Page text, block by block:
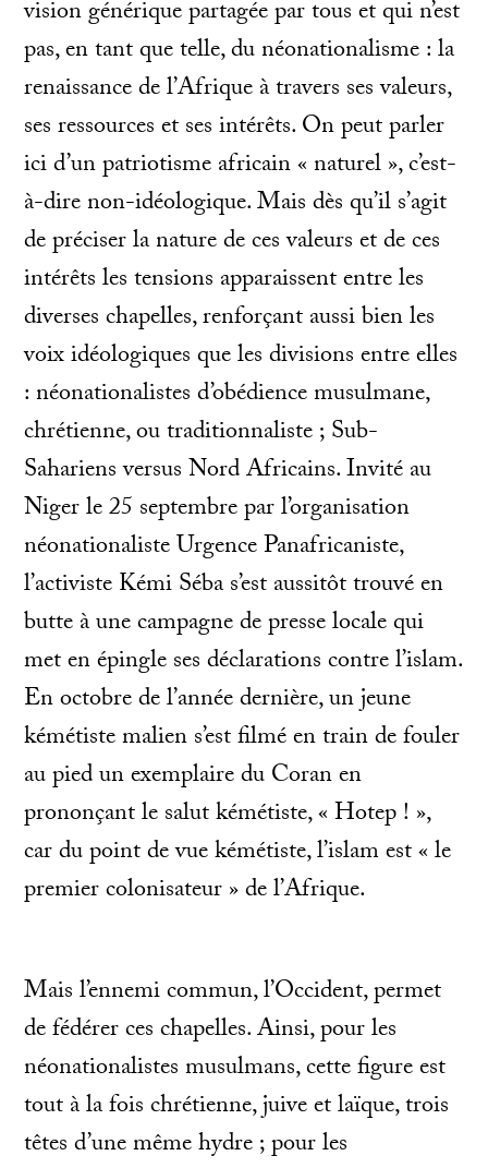
vision générique partagée par tous et qui n’est
pas, en tant que telle, du néonationalisme : la
renaissance de l’Afrique à travers ses valeurs,
ses ressources et ses intérêts. On peut parler
ici d’un patriotisme africain « naturel », c’est-
à-dire non-idéologique. Mais dès qu’il s’agit
de préciser la nature de ces valeurs et de ces
intérêts les tensions apparaissent entre les
diverses chapelles, renforçant aussi bien les
voix idéologiques que les divisions entre elles
: néonationalistes d’obédience musulmane,
chrétienne, ou traditionnaliste ; Sub-
Sahariens versus Nord Africains. Invité au
Niger le 25 septembre par l’organisation
néonationaliste Urgence Panafricaniste,
l’activiste Kémi Séba s’est aussitôt trouvé en
butte à une campagne de presse locale qui
met en épingle ses déclarations contre l’islam.
En octobre de l’année dernière, un jeune
kémétiste malien s’est filmé en train de fouler
au pied un exemplaire du Coran en
prononçant le salut kémétiste, « Hotep ! »,
car du point de vue kémétiste, l’islam est « le
premier colonisateur » de l’Afrique.
Mais l’ennemi commun, l’Occident, permet
de fédérer ces chapelles. Ainsi, pour les
néonationalistes musulmans, cette figure est
tout à la fois chrétienne, juive et laïque, trois
têtes d’une même hydre ; pour les